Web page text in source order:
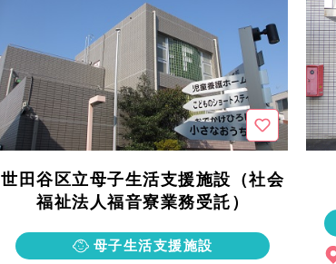
世田谷区立母子生活支援施設（社会
福祉法人福音寮業務受託）
母子生活支援施設